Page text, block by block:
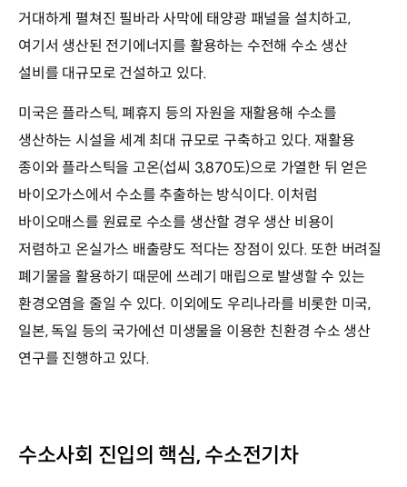
거대하게 펼쳐진 필바라 사막에 태양광 패널을 설치하고,
여기서 생산된 전기에너지를 활용하는 수전해 수소 생산
설비를 대규모로 건설하고 있다.
미국은 플라스틱, 폐휴지 등의 자원을 재활용해 수소를
생산하는 시설을 세계 최대 규모로 구축하고 있다. 재활용
종이와 플라스틱을 고온(섭씨 3,870도)으로 가열한 뒤 얻은
바이오가스에서 수소를 추출하는 방식이다. 이처럼
바이오매스를 원료로 수소를 생산할 경우 생산 비용이
저렴하고 온실가스 배출량도 적다는 장점이 있다. 또한 버려질
폐기물을 활용하기 때문에 쓰레기 매립으로 발생할 수 있는
환경오염을 줄일 수 있다. 이외에도 우리나라를 비롯한 미국,
일본, 독일 등의 국가에선 미생물을 이용한 친환경 수소 생산
연구를 진행하고 있다.
수소사회 진입의 핵심, 수소전기차